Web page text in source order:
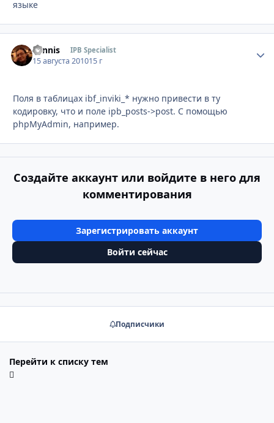
языке
Sannis IPB Specialist
15 августа 201015 г
Поля в таблицах ibf_inviki_* нужно привести в ту
кодировку, что и поле ipb_posts->post. С помощью
phpMyAdmin, например.
Создайте аккаунт или войдите в него для
комментирования
Зарегистрировать аккаунт
Войти сейчас
Подписчики
Перейти к списку тем